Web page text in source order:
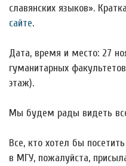
славянских языков».
сайте.
Дата, время и место: 27
гуманитарных
этаж).
Мы будем рады видеть
Все, кто хотел бы
в МГУ, пожалуйста,